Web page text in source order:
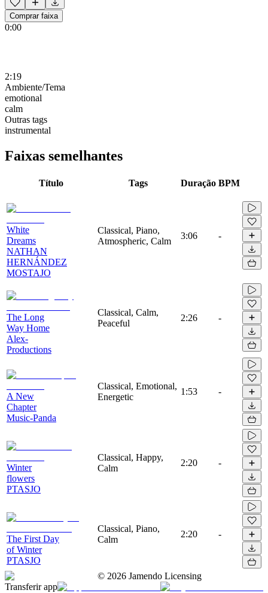
Comprar faixa
0:00
2:19
Ambiente/Tema
emotional
calm
Outras tags
instrumental
Faixas semelhantes
Título Tags Duração BPM
White
Dreams
NATHAN
HERNÁNDEZ
MOSTAJO
Classical, Piano,
Atmospheric, Calm
3:06 -
The Long
Way Home
Alex-
Productions
Classical, Calm,
Peaceful
2:26 -
A New
Chapter
Music-Panda
Classical, Emotional,
Energetic
1:53 -
Winter
flowers
PTASJO
Classical, Happy,
Calm
2:20 -
The First Day
of Winter
PTASJO
Classical, Piano,
Calm
2:20 -
© 2026 Jamendo Licensing
Transferir app